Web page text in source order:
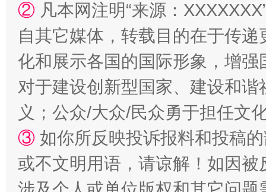
② 凡本网注明“来源：
自其它媒体，转载目的在于传
化和展示各国的国际形象，增
对于建设创新型国家、建设和
义；公众/大众/民众勇于担任文
③ 如你所反映投诉报料和投稿
或不文明用语，请谅解！如因